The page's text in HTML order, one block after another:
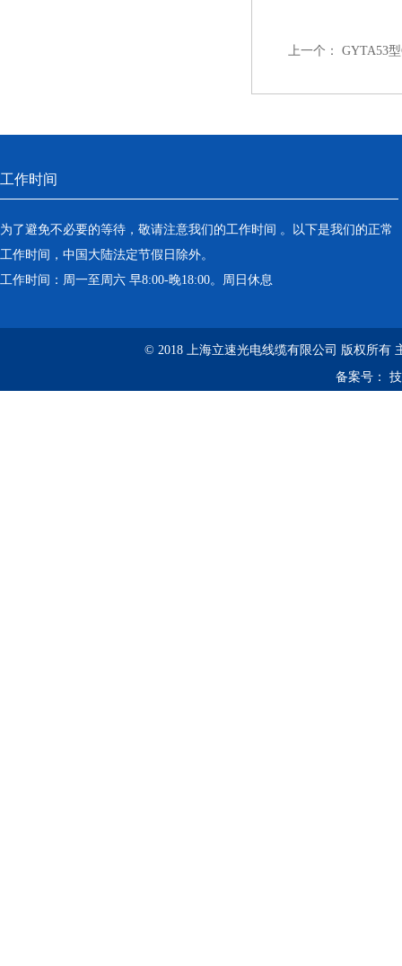
上一个： GYTA53
工作时间
为了避免不必要的等待，敬请注意我们的工作时间 。以下是我们的正常
工作时间，中国大陆法定节假日除外。
工作时间：周一至周六 早8:00-晚18:00。周日休息
© 2018 上海立速光电线缆有限公司 版权所有
备案号：